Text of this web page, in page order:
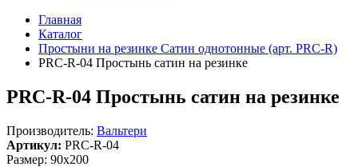
Главная
Каталог
Простыни на резинке Сатин однотонные (арт. PRC-R)
PRC-R-04 Простынь сатин на резинке
PRC-R-04 Простынь сатин на резинке
Производитель: Вальтери
Артикул: PRC-R-04
Размер: 90x200